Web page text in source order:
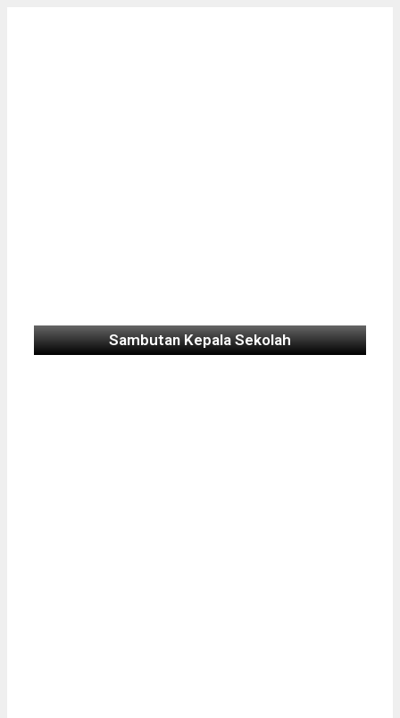
Sambutan Kepala Sekolah